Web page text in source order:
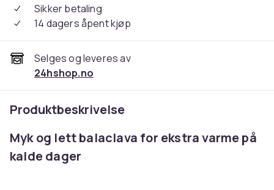
Sikker betaling
14 dagers åpent kjøp
Selges og leveres av
24hshop.no
Produktbeskrivelse
Myk og lett balaclava for ekstra varme på
kalde dager